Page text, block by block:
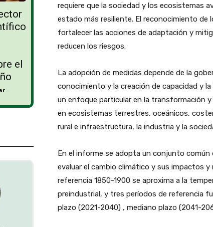
el
-
requiere que la sociedad y los ecosistemas
estado más resiliente. El reconocimiento de
fortalecer las acciones de adaptación y
reducen los riesgos.
La adopción de medidas depende de la
conocimiento y la creación de capacidad y
un enfoque particular en la transformación
en ecosistemas terrestres, oceánicos,
rural e infraestructura, la industria y la
En el informe se adopta un conjunto común
evaluar el cambio climático y sus impactos y
referencia 1850-1900 se aproxima a la
preindustrial, y tres períodos de referencia
plazo (2021-2040) , mediano plazo (2041-